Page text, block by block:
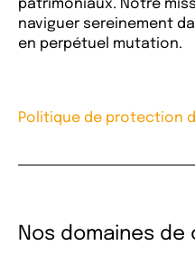
patrimoniaux. Notre
naviguer sereinement
en perpétuel mutation.
Politique de protection
Nos domaines